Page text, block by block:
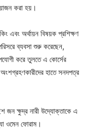
করা হয়।
এবং অর্থায়ন বিষয়ক প্রশিক্ষণ
ব্যবসা শুরু করেছেন,
করে তুলতে এ কোর্সের
হাতে সনদপত্র
জন ক্ষুদ্র নারী উদ্যোক্তাকে এ
ওমেন ফোরাম।